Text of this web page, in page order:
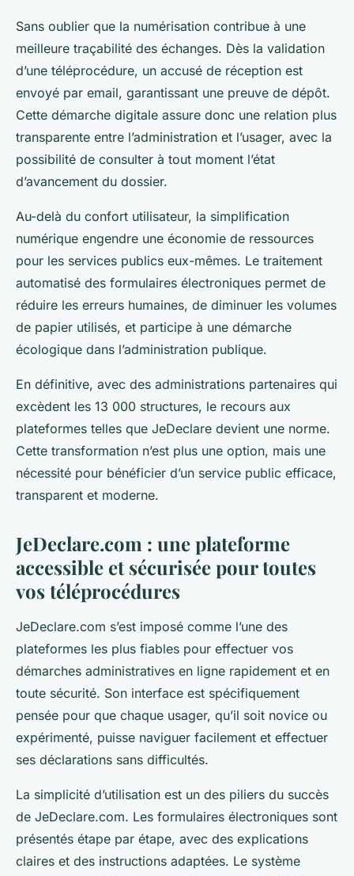
Sans oublier que la numérisation contribue à une
meilleure traçabilité des échanges. Dès la validation
d’une téléprocédure, un accusé de réception est
envoyé par email, garantissant une preuve de dépôt.
Cette démarche digitale assure donc une relation plus
transparente entre l’administration et l’usager, avec la
possibilité de consulter à tout moment l’état
d’avancement du dossier.
Au-delà du confort utilisateur, la simplification
numérique engendre une économie de ressources
pour les services publics eux-mêmes. Le traitement
automatisé des formulaires électroniques permet de
réduire les erreurs humaines, de diminuer les volumes
de papier utilisés, et participe à une démarche
écologique dans l’administration publique.
En définitive, avec des administrations partenaires qui
excèdent les 13 000 structures, le recours aux
plateformes telles que JeDeclare devient une norme.
Cette transformation n’est plus une option, mais une
nécessité pour bénéficier d’un service public efficace,
transparent et moderne.
JeDeclare.com : une plateforme
accessible et sécurisée pour toutes
vos téléprocédures
JeDeclare.com s’est imposé comme l’une des
plateformes les plus fiables pour effectuer vos
démarches administratives en ligne rapidement et en
toute sécurité. Son interface est spécifiquement
pensée pour que chaque usager, qu’il soit novice ou
expérimenté, puisse naviguer facilement et effectuer
ses déclarations sans difficultés.
La simplicité d’utilisation est un des piliers du succès
de JeDeclare.com. Les formulaires électroniques sont
présentés étape par étape, avec des explications
claires et des instructions adaptées. Le système